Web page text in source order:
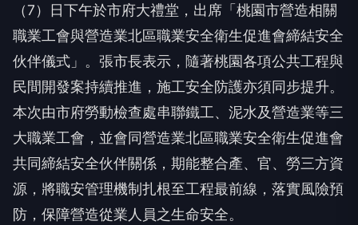
（7）日下午於市府大禮堂，出席「桃園市營造相關
職業工會與營造業北區職業安全衛生促進會締結安全
伙伴儀式」。張市長表示，隨著桃園各項公共工程與
民間開發案持續推進，施工安全防護亦須同步提升。
本次由市府勞動檢查處串聯鐵工、泥水及營造業等三
大職業工會，並會同營造業北區職業安全衛生促進會
共同締結安全伙伴關係，期能整合產、官、勞三方資
源，將職安管理機制扎根至工程最前線，落實風險預
防，保障營造從業人員之生命安全。